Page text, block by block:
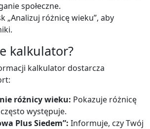
społeczne.
„Analizuj różnicę wieku”, aby
kalkulator?
kalkulator dostarcza
różnicy wieku: Pokazuje różnicę
występuje.
Plus Siedem”: Informuje, czy Twój